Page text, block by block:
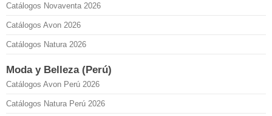
Catálogos Novaventa 2026
Catálogos Avon 2026
Catálogos Natura 2026
Moda y Belleza (Perú)
Catálogos Avon Perú 2026
Catálogos Natura Perú 2026